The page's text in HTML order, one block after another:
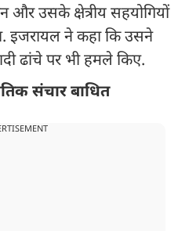
और उसके क्षेत्रीय सहयोगियों
इजरायल ने कहा कि उसने
ढांचे पर भी हमले किए.
संचार बाधित